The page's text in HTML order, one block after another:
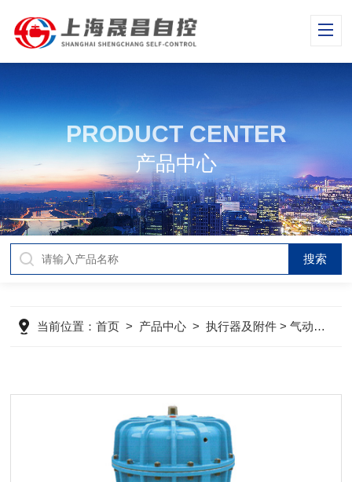
PRODUCT CENTER
产品中心
当前位置：首页 > 产品中心 >执行器及附件 >气动执行机构